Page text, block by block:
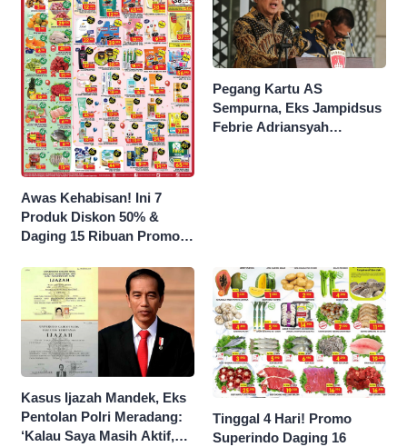
Awas Kehabisan! Ini 7
Produk Diskon 50% &
Daging 15 Ribuan Promo
Malam Ini
Pegang Kartu AS
Sempurna, Eks Jampidsus
Febrie Adriansyah
Kasus Ijazah Mandek, Eks
Pentolan Polri Meradang:
‘Kalau Saya Masih Aktif,
Tinggal 4 Hari! Promo
Superindo Daging 16